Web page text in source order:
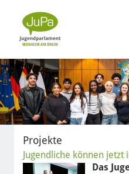
Projekte
Jugendliche können
Das